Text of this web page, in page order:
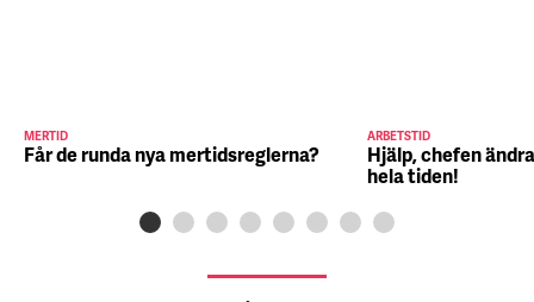
MERTID
Får de runda nya mertidsreglerna?
ARBETSTID
Hjälp, chefen
hela tiden!